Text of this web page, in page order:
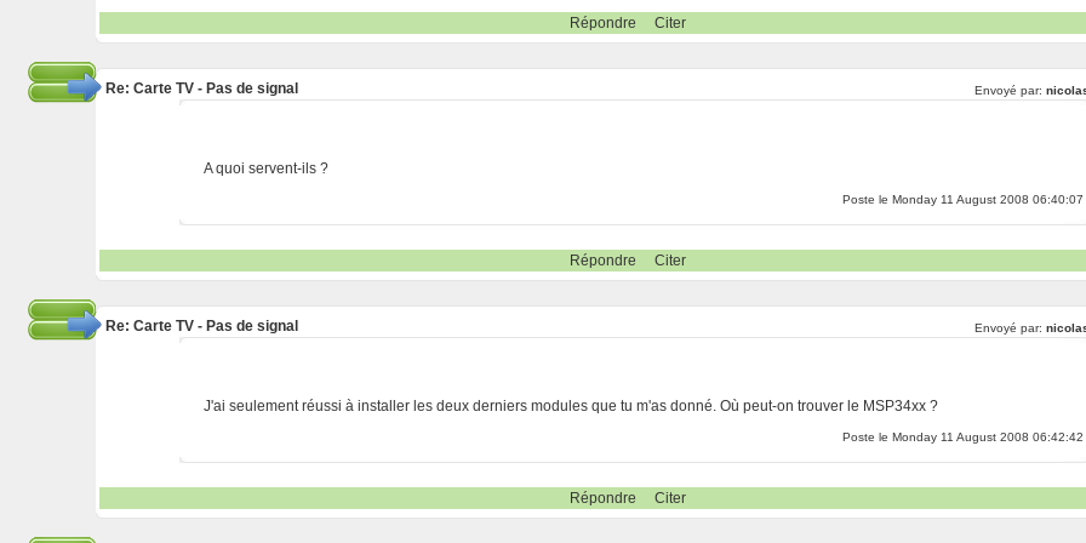
Répondre Citer
Re: Carte TV - Pas de signal Envoyé par:
A quoi servent-ils ?
Poste le Monday 11 August 2008 06:40:07
Répondre Citer
Re: Carte TV - Pas de signal Envoyé par:
J'ai seulement réussi à installer les deux derniers modules que tu m'as donné. Où peut-on trouver le MSP34xx ?
Poste le Monday 11 August 2008 06:42:42
Répondre Citer